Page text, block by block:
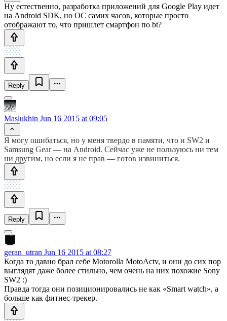
Ну естественно, разработка приложений для Google Play идет
на Android SDK, но ОС самих часов, которые просто
отображают то, что пришлет смартфон по bt?
Reply
Maslukhin Jun 16 2015 at 09:05
Я могу ошибаться, но у меня твердо в памяти, что и SW2 и
Samsung Gear — на Android. Сейчас уже не пользуюсь ни тем
ни другим, но если я не прав — готов извиниться.
Reply
geran_utran Jun 16 2015 at 08:27
Когда то давно брал себе Motorolla MotoActv, и они до сих пор
выглядят даже более стильно, чем очень на них похожие Sony
SW2 :)
Правда тогда они позиционировались не как «Smart watch», а
больше как фитнес-трекер.